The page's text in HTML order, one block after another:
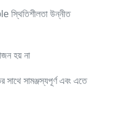
স্থিতিশীলতা উন্নীত
হয় না
সামঞ্জস্যপূর্ণ এবং এতে